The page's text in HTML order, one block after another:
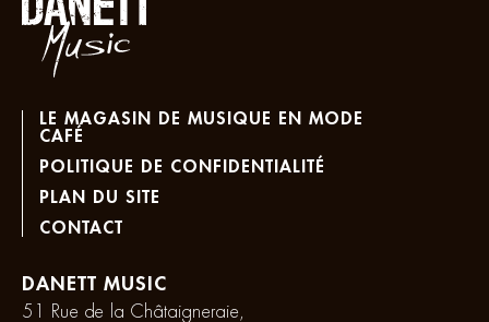
LE MAGASIN DE MUSIQUE EN MODE
CAFÉ
POLITIQUE DE CONFIDENTIALITÉ
PLAN DU SITE
CONTACT
DANETT MUSIC
51 Rue de la Châtaigneraie,